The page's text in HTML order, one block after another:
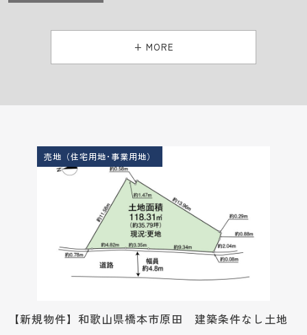
+ MORE
売地（住宅用地･事業用地）
【新規物件】和歌山県橋本市原田 建築条件なし土地